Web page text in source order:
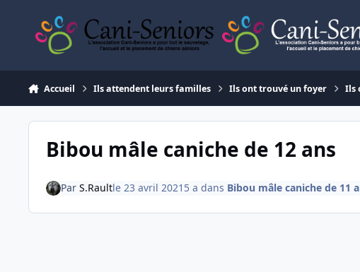
Accueil Ils attendent leurs familles Ils ont trouvé un foyer Ils
Bibou mâle caniche de 12 ans
Par S.Raultle 23 avril 2021 5 a dans Bibou mâle caniche de 11